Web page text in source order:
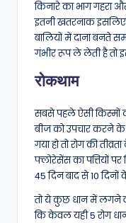
किनारे का भाग गहरा
इतनी खतरनाक
बालियों में दाना बनते
गंभीर रूप ले लेती है तो
रोकथाम
सबसे पहले ऐसी किस्मों
बीज को उपचार करने
गया हो तो रोग की
फ्लोरेसेंस का पत्तियों
45 दिन बाद से 10
तो ये कुछ धान में लगने
कि केवल यही 5 रोग